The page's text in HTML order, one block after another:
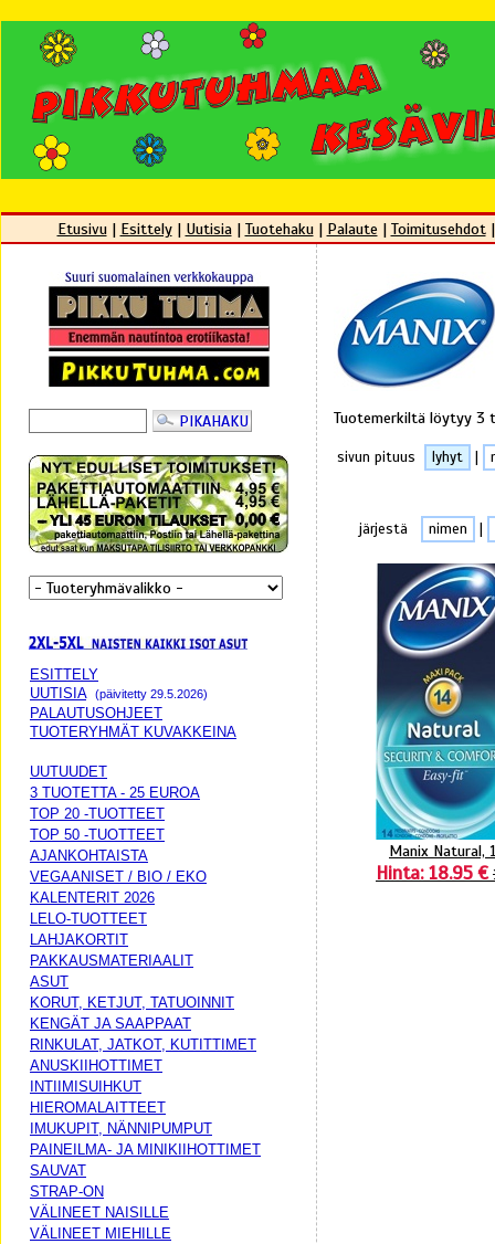
Etusivu| Esittely| Uutisia| Tuotehaku| Palaute | Toimitusehdot
ESITTELY
UUTISIA
(päivitetty 29.5.2026)
PALAUTUSOHJEET
TUOTERYHMÄT KUVAKKEINA
UUTUUDET
3 TUOTETTA - 25 EUROA
TOP 20 -TUOTTEET
TOP 50 -TUOTTEET
AJANKOHTAISTA
VEGAANISET / BIO / EKO
KALENTERIT 2026
LELO-TUOTTEET
LAHJAKORTIT
PAKKAUSMATERIAALIT
ASUT
KORUT, KETJUT, TATUOINNIT
KENGÄT JA SAAPPAAT
RINKULAT, JATKOT, KUTITTIMET
ANUSKIIHOTTIMET
INTIIMISUIHKUT
HIEROMALAITTEET
IMUKUPIT, NÄNNIPUMPUT
PAINEILMA- JA MINIKIIHOTTIMET
SAUVAT
STRAP-ON
VÄLINEET NAISILLE
VÄLINEET MIEHILLE
Tuotemerkiltä löytyy 3
sivun pituus lyhyt
järjestä nimen
Manix Natural,
Hinta: 18.95 €